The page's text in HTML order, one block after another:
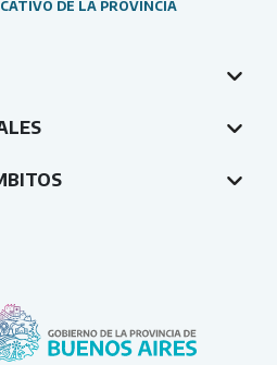
DE LA PROVINCIA